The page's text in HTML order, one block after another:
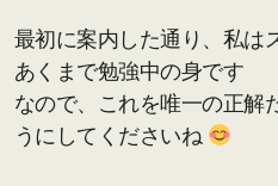
最初に案内した通り、私は
あくまで勉強中の身です
なので、これを唯一の正解
うにしてくださいね